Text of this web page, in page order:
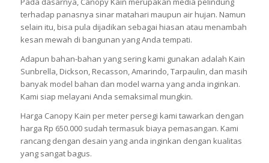
terhadap panasnya sinar matahari maupun air hujan. Namun
selain itu, bisa pula dijadikan sebagai hiasan atau menambah
kesan mewah di bangunan yang Anda tempati.
Adapun bahan-bahan yang sering kami gunakan adalah Kain
Sunbrella, Dickson, Recasson, Amarindo, Tarpaulin, dan masih
banyak model bahan dan model warna yang anda inginkan.
Kami siap melayani Anda semaksimal mungkin.
Harga Canopy Kain per meter persegi kami tawarkan dengan
harga Rp 650.000 sudah termasuk biaya pemasangan. Kami
rancang dengan desain yang anda inginkan dengan kualitas
yang sangat bagus.